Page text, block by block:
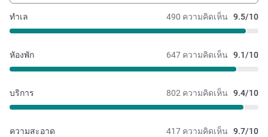
490 ความคิดเห็น 9.5/10
ทำเล
647 ความคิดเห็น 9.1/10
หัองพัก
802 ความคิดเห็น 9.4/10
บริการ
417 ความคิดเห็น 9.7/10
ความสะอาด